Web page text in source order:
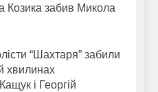
Козика забив Микола
“Шахтаря” забили
хвилинах
і Георгій